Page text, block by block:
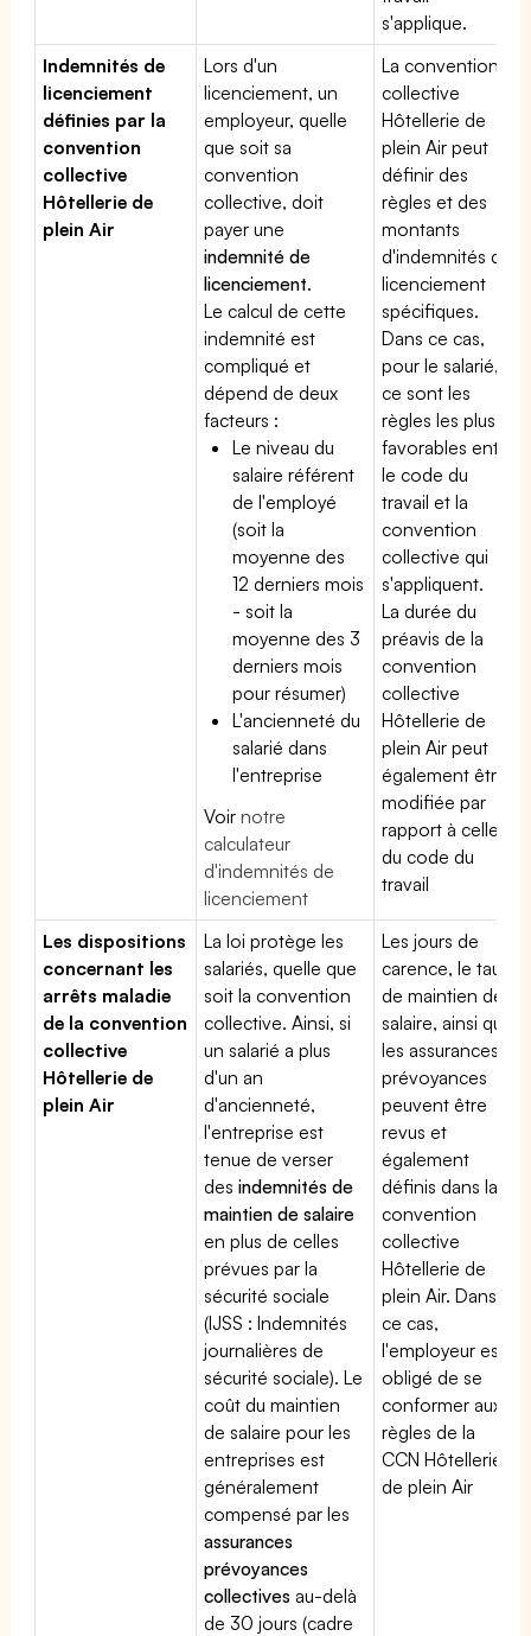
s'applique.
Indemnités de
licenciement
définies par la
convention
collective
Hôtellerie de
plein Air
Lors d'un
licenciement, un
employeur, quelle
que soit sa
convention
collective, doit
payer une
indemnité de
licenciement.
Le calcul de cette
indemnité est
compliqué et
dépend de deux
facteurs :
Le niveau du
salaire référent
de l'employé
(soit la
moyenne des
12 derniers mois
- soit la
moyenne des 3
derniers mois
pour résumer)
L'ancienneté du
salarié dans
l'entreprise
Voirnotre
calculateur
d'indemnités de
licenciement
La convention
collective
Hôtellerie de
plein Air peut
définir des
règles et des
montants
d'indemnités de
licenciement
spécifiques.
Dans ce cas,
pour le salarié,
ce sont les
règles les plus
favorables entre
le code du
travail et la
convention
collective qui
s'appliquent.
La durée du
préavis de la
convention
collective
Hôtellerie de
plein Air peut
également être
modifiée par
rapport à celle
du code du
travail
Les dispositions
concernant les
arrêts maladie
de la convention
collective
Hôtellerie de
plein Air
La loi protège les
salariés, quelle que
soit la convention
collective. Ainsi, si
un salarié a plus
d'un an
d'ancienneté,
l'entreprise est
tenue de verser
desindemnités de
maintien de salaire
en plus de celles
prévues par la
sécurité sociale
(IJSS : Indemnités
journalières de
sécurité sociale). Le
coût du maintien
de salaire pour les
entreprises est
généralement
compensé par les
assurances
prévoyances
collectives au-delà
de 30 jours (cadre
Les jours de
carence, le taux
de maintien de
salaire, ainsi que
les assurances
prévoyances
peuvent être
revus et
également
définis dans la
convention
collective
Hôtellerie de
plein Air. Dans
ce cas,
l'employeur est
obligé de se
conformer aux
règles de la
CCN Hôtellerie
de plein Air